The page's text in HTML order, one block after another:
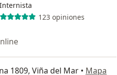
Internista
123 opiniones
1809, Viña del Mar • Mapa